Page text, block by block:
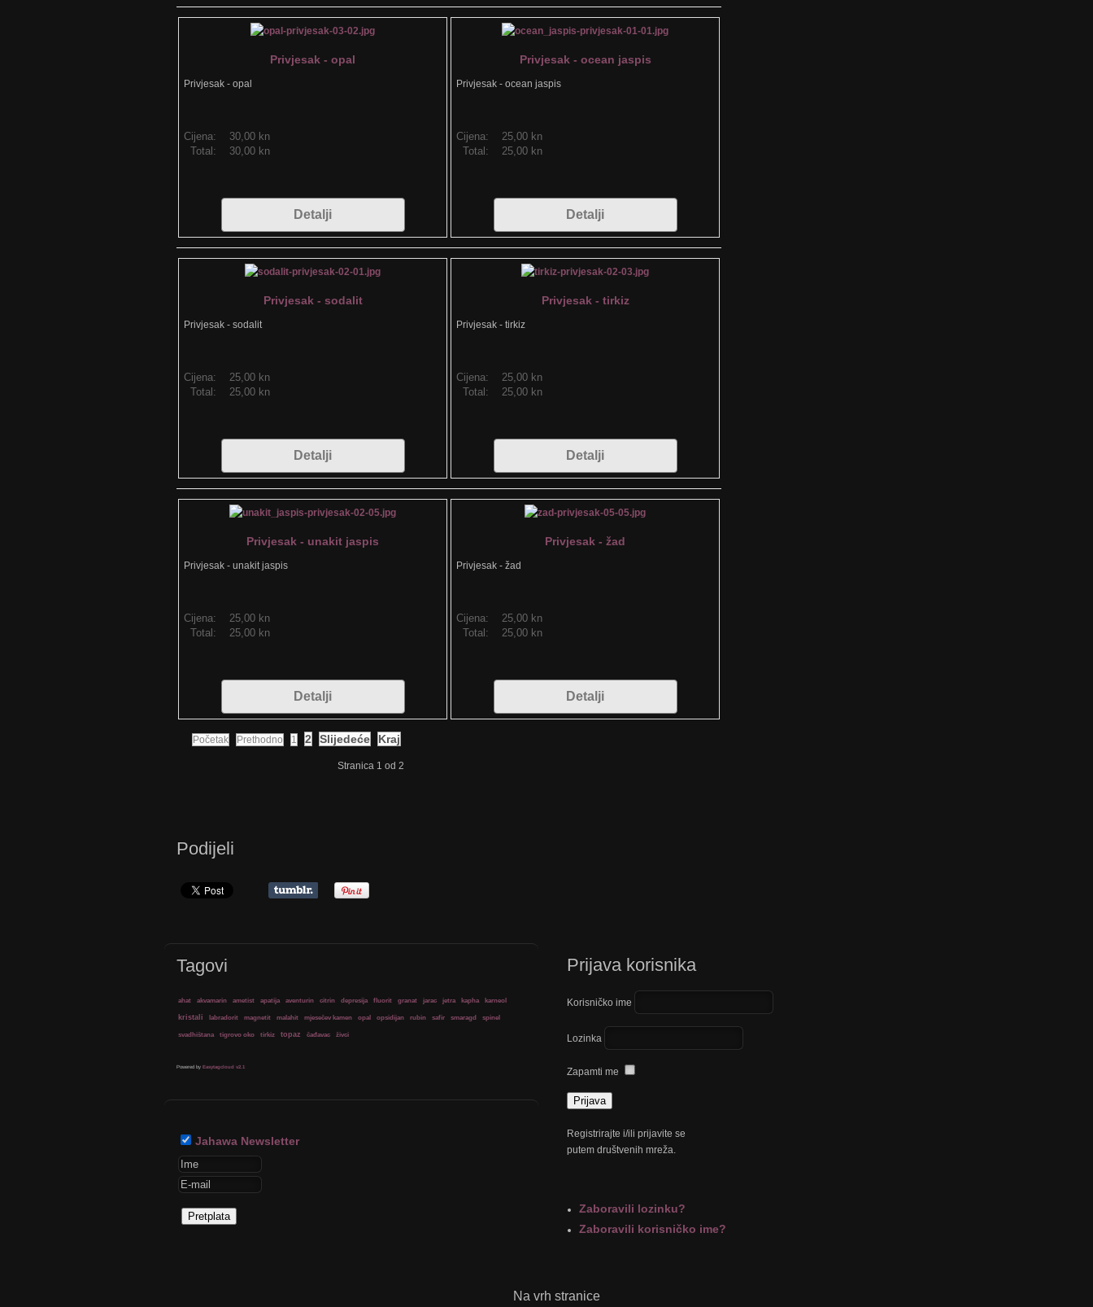
Privjesak - opal
Privjesak - opal
Cijena:
30,00 kn
Total:
30,00 kn
Detalji
Privjesak - ocean jaspis
Privjesak - ocean jaspis
Cijena:
25,00 kn
Total:
25,00 kn
Detalji
Privjesak - sodalit
Privjesak - sodalit
Cijena:
25,00 kn
Total:
25,00 kn
Detalji
Privjesak - tirkiz
Privjesak - tirkiz
Cijena:
25,00 kn
Total:
25,00 kn
Detalji
Privjesak - unakit jaspis
Privjesak - unakit jaspis
Cijena:
25,00 kn
Total:
25,00 kn
Detalji
Privjesak - žad
Privjesak - žad
Cijena:
25,00 kn
Total:
25,00 kn
Detalji
Početak Prethodno 1 2 Slijedeće Kraj
Stranica 1 od 2
Podijeli
Tagovi
ahat akvamarin ametist apatija aventurin citrin depresija fluorit granat jarac jetra kapha karneol
kristali labradorit magnetit malahit mjesečev kamen opal opsidijan rubin safir smaragd spinel
svadhištana tigrovo oko tirkiz topaz čađavac živci
Powered by Easytagcloud v2.1
Jahawa Newsletter
Prijava korisnika
Korisničko ime
Lozinka
Zapamti me
Registrirajte i/ili prijavite se
putem društvenih mreža.
Zaboravili lozinku?
Zaboravili korisničko ime?
Na vrh stranice